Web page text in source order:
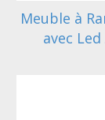
Meuble à
avec